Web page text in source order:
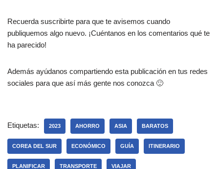
Recuerda suscribirte para que te avisemos cuando
publiquemos algo nuevo. ¡Cuéntanos en los comentarios qué te
ha parecido!
Además ayúdanos compartiendo esta publicación en tus redes
sociales para que así más gente nos conozca 🙂
Etiquetas: 2023 AHORRO ASIA BARATOS
COREA DEL SUR ECONÓMICO GUÍA ITINERARIO
PLANIFICAR TRANSPORTE VIAJAR